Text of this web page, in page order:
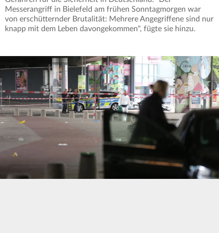
Messerangriff in Bielefeld am frühen Sonntagmorgen war
von erschütternder Brutalität: Mehrere Angegriffene sind nur
knapp mit dem Leben davongekommen", fügte sie hinzu.